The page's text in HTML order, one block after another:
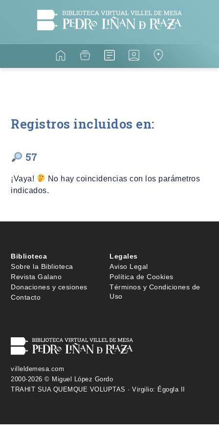
Registros incluidos en:
57
¡Vaya!
No hay coincidencias con los parámetros
indicados.
Biblioteca
Sobre la Biblioteca
Revista Galano
Donaciones y cesiones
Contacto
Legales
Aviso Legal
Política de Cookies
Términos y Condiciones de
Uso
villeldemesa.com
2000-2026 © Miguel López Gordo
TRAHIT SUA QUEMQUE VOLUPTAS · Virgilio: Égogla II